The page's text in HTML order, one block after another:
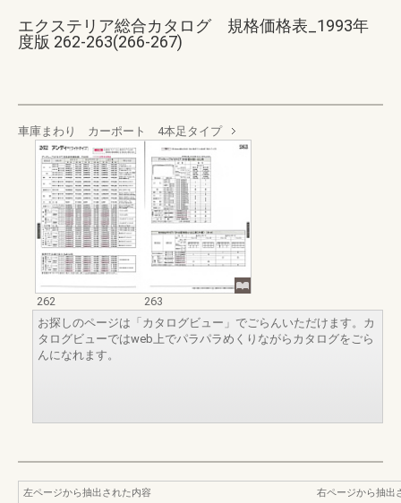
エクステリア総合カタログ 規格価格表_1993年
度版 262-263(266-267)
車庫まわり カーポート 4本足タイプ
262
263
お探しのページは「カタログビュー」でごらんいただけます。カ
タログビューではweb上でパラパラめくりながらカタログをごら
んになれます。
左ページから抽出された内容
右ページから抽出